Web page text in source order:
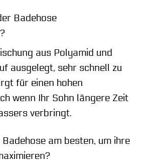
Badehose
aus Polyamid und
ausgelegt, sehr schnell zu
für einen hohen
wenn Ihr Sohn längere Zeit
verbringt.
am besten, um ihre